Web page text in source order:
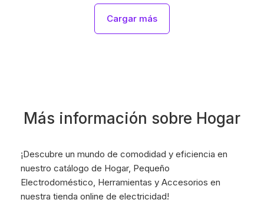
Cargar más
Más información sobre Hogar
¡Descubre un mundo de comodidad y eficiencia en
nuestro catálogo de Hogar, Pequeño
Electrodoméstico, Herramientas y Accesorios en
nuestra tienda online de electricidad!